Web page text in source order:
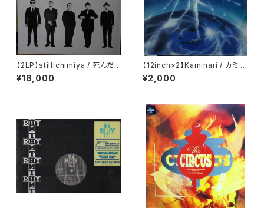
【2LP】stillichimiya / 死んだら
どうなる
¥18,000
【12inch×2】Kaminari / カミナ
リ / 夜ジェット
¥2,000